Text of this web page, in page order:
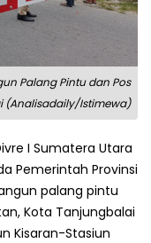
Palang Pintu dan Pos
(Analisadaily/Istimewa)
I Sumatera Utara
Pemerintah Provinsi
palang pintu
Kota Tanjungbalai
Kisaran-Stasiun